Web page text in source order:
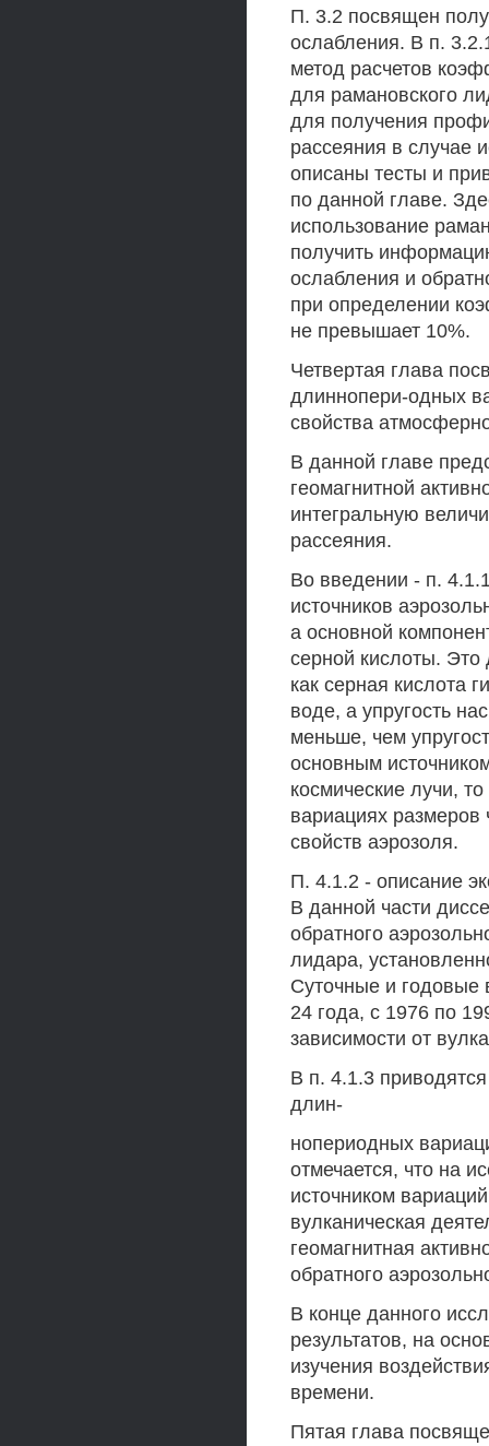
П. 3.2 посвящен
ослабления. В п.
метод расчетов
для рамановского
для получения
рассеяния в случае
описаны тесты и
по данной главе.
использование
получить
ослабления и
при определении
не превышает 10%.
Четвертая глава
длиннопери-одных
свойства
В данной главе
геомагнитной
интегральную
рассеяния.
Во введении - п.
источников
а основной
серной кислоты.
как серная кислота
воде, а упругость
меньше, чем
основным
космические лучи,
вариациях размеров
свойств аэрозоля.
П. 4.1.2 - описание
В данной части
обратного
лидара,
Суточные и годовые
24 года, с 1976 по
зависимости от
В п. 4.1.3
длин-
нопериодных
отмечается, что на
источником
вулканическая
геомагнитная
обратного
В конце данного
результатов, на
изучения
времени.
Пятая глава